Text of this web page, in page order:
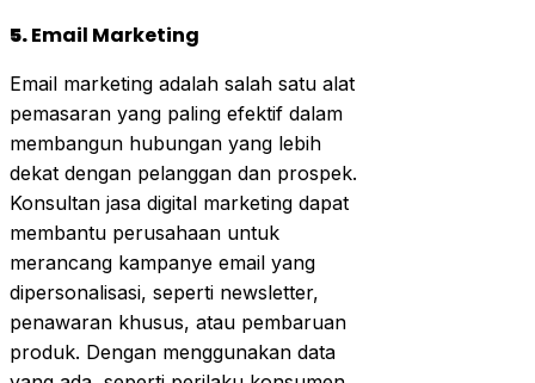
5.Email Marketing
Email marketing adalah salah satu alat
pemasaran yang paling efektif dalam
membangun hubungan yang lebih
dekat dengan pelanggan dan prospek.
Konsultan jasa digital marketing dapat
membantu perusahaan untuk
merancang kampanye email yang
dipersonalisasi, seperti newsletter,
penawaran khusus, atau pembaruan
produk. Dengan menggunakan data